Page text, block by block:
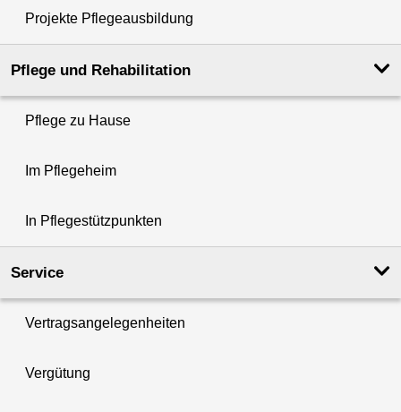
Projekte Pflegeausbildung
Pflege und Rehabilitation
Pflege zu Hause
Im Pflegeheim
In Pflegestützpunkten
Service
Vertragsangelegenheiten
Vergütung